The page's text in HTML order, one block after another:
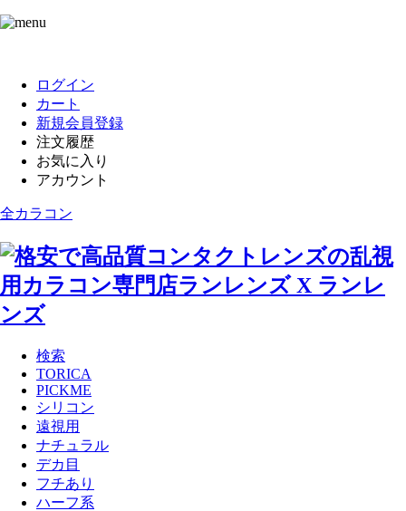
ログイン
カート
新規会員登録
注文履歴
お気に入り
アカウント
全カラコン
検索
TORICA
PICKME
シリコン
遠視用
ナチュラル
デカ目
フチあり
ハーフ系